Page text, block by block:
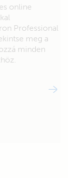
online
Professional
meg a
minden